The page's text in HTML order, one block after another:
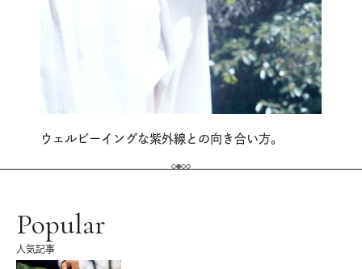
ウェルビーイングな紫外線との向き合い方。
Popular
人気記事